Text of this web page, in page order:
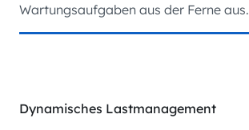
Wartungsaufgaben aus der Ferne aus.
Dynamisches Lastmanagement